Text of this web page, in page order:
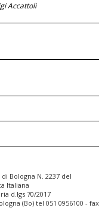
Accattoli
Bologna N. 2237 del
Italiana
d.lgs 70/2017
(Bo) tel 051 0956100 - fax